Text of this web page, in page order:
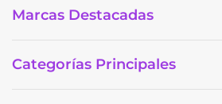
Marcas Destacadas
Categorías Principales